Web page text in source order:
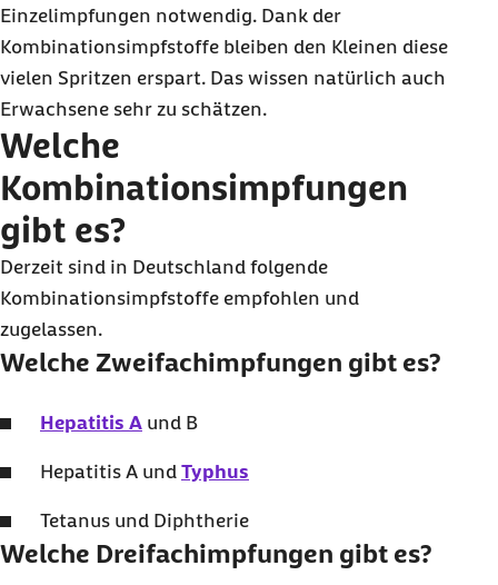
Einzelimpfungen notwendig. Dank der
Kombinationsimpfstoffe bleiben den Kleinen diese
vielen Spritzen erspart. Das wissen natürlich auch
Erwachsene sehr zu schätzen.
Welche
Kombinationsimpfungen
gibt es?
Derzeit sind in Deutschland folgende
Kombinationsimpfstoffe empfohlen und
zugelassen.
Welche Zweifachimpfungen gibt es?
Hepatitis A und B
Hepatitis A und Typhus
Tetanus und Diphtherie
Welche Dreifachimpfungen gibt es?